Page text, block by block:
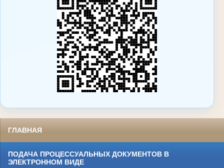
ГЛАВНАЯ
ПОДАЧА ПРОЦЕССУАЛЬНЫХ ДОКУМЕНТОВ В
ЭЛЕКТРОННОМ ВИДЕ